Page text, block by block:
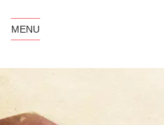
MENU